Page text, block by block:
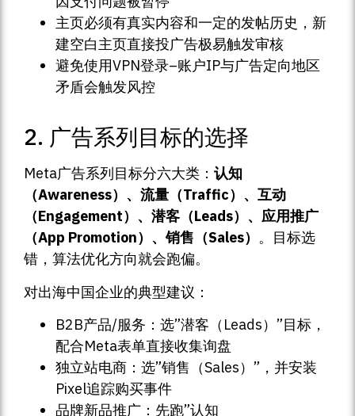
主页必须有真实内容和一定的发帖历史，新
建空白主页直接投广告极易触发审核
避免使用VPN登录–账户IP与广告定向地区
矛盾会触发风控
2. 广告系列目标的选择
Meta广告系列目标分六大类： 认知
（Awareness）、流量（Traffic）、互动
（Engagement）、潜客（Leads）、应用推广
（App Promotion）、销售（Sales） 。目标选
错，算法优化方向就会跑偏。
对出海中国企业的典型建议：
B2B产品/服务：选”潜客（Leads）”目标，
配合Meta表单直接收集询盘
独立站电商：选”销售（Sales）”，并安装
Pixel追踪购买事件
品牌新品推广：先跑”认知